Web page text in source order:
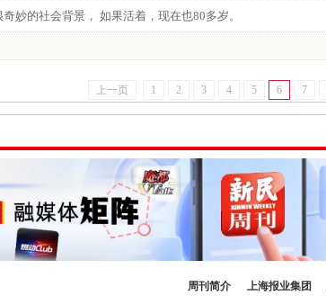
妙的社会背景， 如果活着，现在也80多岁。
上一页 1 2 3 4 5 6 7
周刊简介 上海报业集团